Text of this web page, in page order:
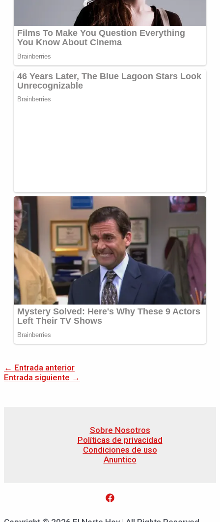
← Entrada anterior
Entrada siguiente →
Sobre Nosotros
Políticas de privacidad
Condiciones de uso
Anuntico